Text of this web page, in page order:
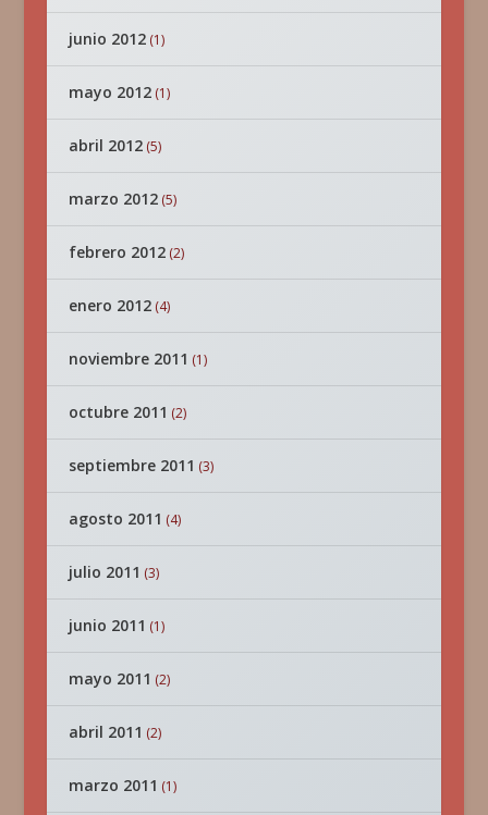
junio 2012(1)
mayo 2012(1)
abril 2012(5)
marzo 2012(5)
febrero 2012(2)
enero 2012(4)
noviembre 2011 (1)
octubre 2011 (2)
septiembre 2011 (3)
agosto 2011 (4)
julio 2011 (3)
junio 2011 (1)
mayo 2011 (2)
abril 2011 (2)
marzo 2011 (1)